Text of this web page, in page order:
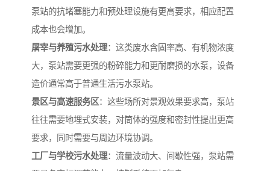
泵站的抗堵塞能力和预处理设施有更高要求，相应配置
成本也会增加。
屠宰与养殖污水处理：这类废水含固率高、有机物浓度
大，泵站需要更强的粉碎能力和更耐磨损的水泵，设备
造价通常高于普通生活污水泵站。
景区与高速服务区：这些场所对景观效果要求高，泵站
往往需要地埋式安装，对筒体的强度和密封性提出更高
要求，同时需要与周边环境协调。
工厂与学校污水处理：流量波动大、间歇性强，泵站需